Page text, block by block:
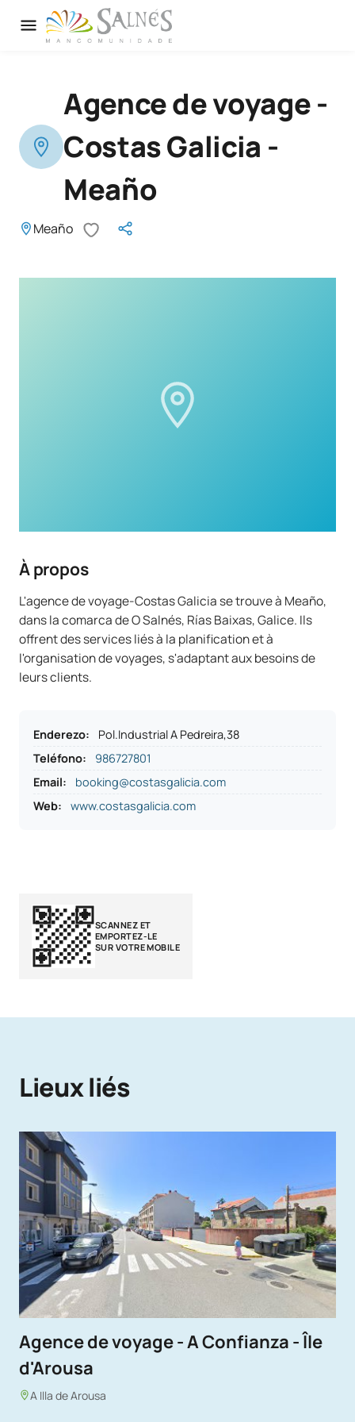
Agence de voyage -
Costas Galicia -
Meaño
Meaño
À propos
L'agence de voyage-Costas Galicia se trouve à Meaño,
dans la comarca de O Salnés, Rías Baixas, Galice. Ils
offrent des services liés à la planification et à
l'organisation de voyages, s'adaptant aux besoins de
leurs clients.
Enderezo:
Pol.Industrial A Pedreira,38
Teléfono:
986727801
Email:
booking@costasgalicia.com
Web:
www.costasgalicia.com
SCANNEZ ET
EMPORTEZ-LE
SUR VOTRE MOBILE
Lieux liés
Agence de voyage - A Confianza - Île
d'Arousa
A Illa de Arousa